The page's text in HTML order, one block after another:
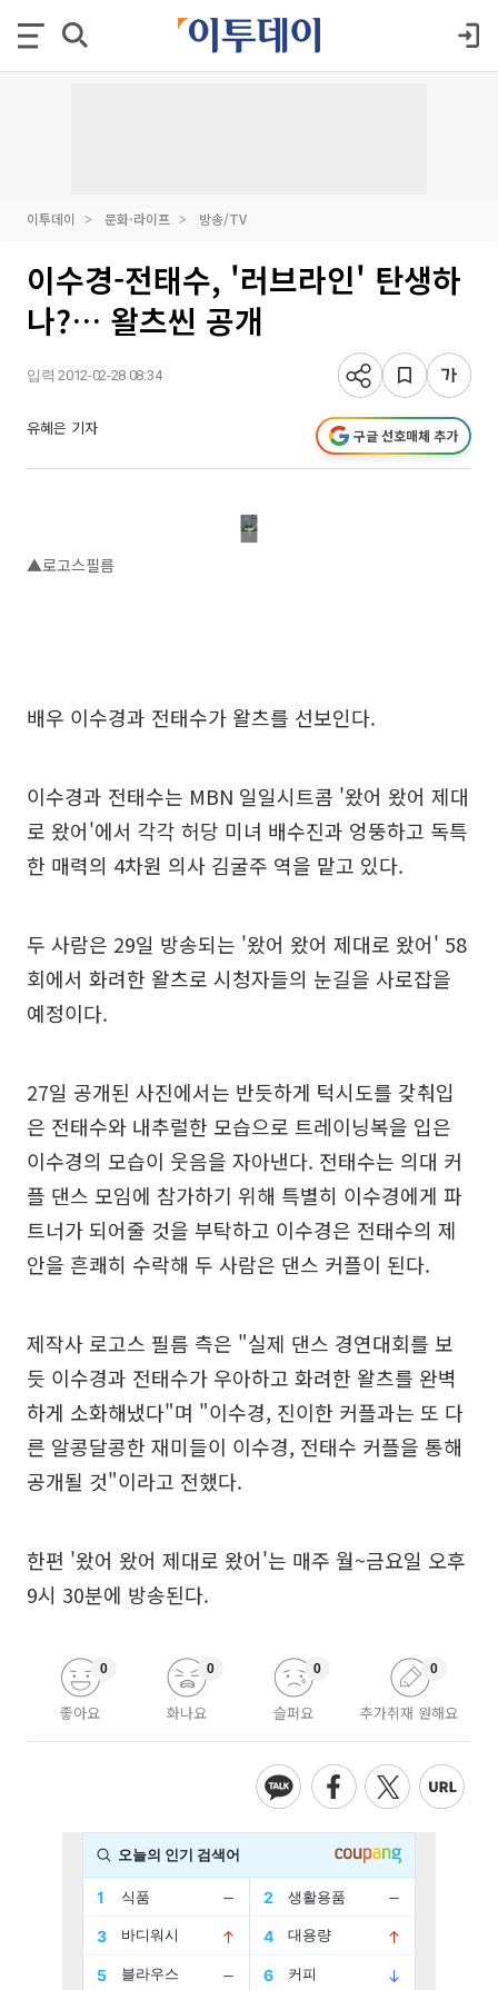
이투데이 문화·라이프 방송/TV
이수경-전태수, '러브라인' 탄생하
나?… 왈츠씬 공개
입력 2012-02-28 08:34
유혜은 기자 구글 선호매체 추가
▲로고스필름
배우 이수경과 전태수가 왈츠를 선보인다.
이수경과 전태수는 MBN 일일시트콤 '왔어 왔어 제대
로 왔어'에서 각각 허당 미녀 배수진과 엉뚱하고 독특
한 매력의 4차원 의사 김굴주 역을 맡고 있다.
두 사람은 29일 방송되는 '왔어 왔어 제대로 왔어' 58
회에서 화려한 왈츠로 시청자들의 눈길을 사로잡을
예정이다.
27일 공개된 사진에서는 반듯하게 턱시도를 갖춰입
은 전태수와 내추럴한 모습으로 트레이닝복을 입은
이수경의 모습이 웃음을 자아낸다. 전태수는 의대 커
플 댄스 모임에 참가하기 위해 특별히 이수경에게 파
트너가 되어줄 것을 부탁하고 이수경은 전태수의 제
안을 흔쾌히 수락해 두 사람은 댄스 커플이 된다.
제작사 로고스 필름 측은 "실제 댄스 경연대회를 보
듯 이수경과 전태수가 우아하고 화려한 왈츠를 완벽
하게 소화해냈다"며 "이수경, 진이한 커플과는 또 다
른 알콩달콩한 재미들이 이수경, 전태수 커플을 통해
공개될 것"이라고 전했다.
한편 '왔어 왔어 제대로 왔어'는 매주 월~금요일 오후
9시 30분에 방송된다.
좋아요
0
화나요
0
슬퍼요
0
추가취재 원해요
0